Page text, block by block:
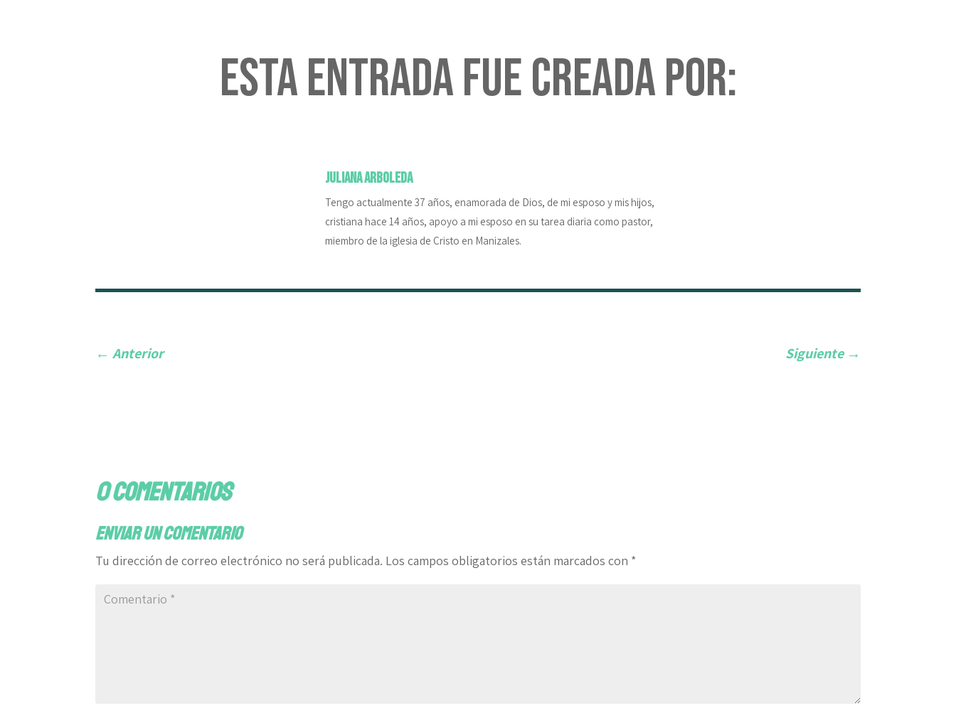
Esta entrada fue creada por:
Juliana Arboleda
Tengo actualmente 37 años, enamorada de Dios, de mi esposo y mis hijos,
cristiana hace 14 años, apoyo a mi esposo en su tarea diaria como pastor,
miembro de la iglesia de Cristo en Manizales.
←Anterior Siguiente→
0 comentarios
Enviar un comentario
Tu dirección de correo electrónico no será publicada. Los campos obligatorios están marcados con *